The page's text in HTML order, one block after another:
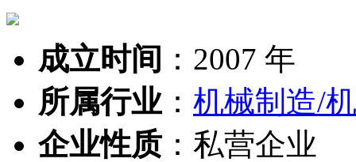
成立时间 ： 2007 年
所属行业： 机械制造/
企业性质： 私营企业